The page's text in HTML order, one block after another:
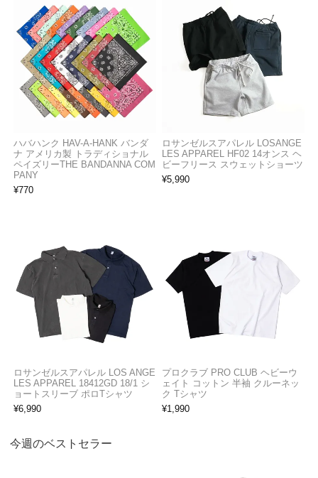
ハバハンク HAV-A-HANK バンダ
ナ アメリカ製 トラディショナル
ペイズリーTHE BANDANNA COM
PANY
¥770
ロサンゼルスアパレル LOSANGE
LES APPAREL HF02 14オンス ヘ
ビーフリース スウェットショーツ
¥5,990
ロサンゼルスアパレル LOS ANGE
LES APPAREL 18412GD 18/1 シ
ョートスリーブ ポロTシャツ
¥6,990
プロクラブ PRO CLUB ヘビーウ
ェイト コットン 半袖 クルーネッ
ク Tシャツ
¥1,990
今週のベストセラー